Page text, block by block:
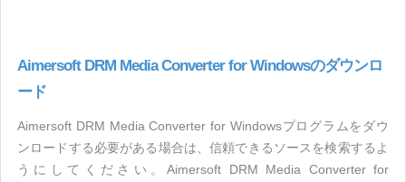
Aimersoft DRM Media Converter for Windowsのダウンロ
ード
Aimersoft DRM Media Converter for Windowsプログラムをダウ
ンロードする必要がある場合は、信頼できるソースを検索するよ
うにしてください。Aimersoft DRM Media Converter for